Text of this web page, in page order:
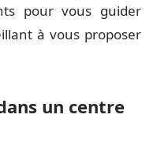
pour vous guider
à vous proposer
un centre